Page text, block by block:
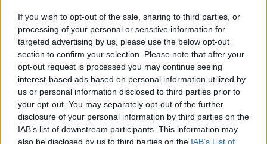
If you wish to opt-out of the sale, sharing to third parties, or
processing of your personal or sensitive information for
targeted advertising by us, please use the below opt-out
section to confirm your selection. Please note that after your
opt-out request is processed you may continue seeing
interest-based ads based on personal information utilized by
us or personal information disclosed to third parties prior to
your opt-out. You may separately opt-out of the further
disclosure of your personal information by third parties on the
IAB’s list of downstream participants. This information may
also be disclosed by us to third parties on the IAB’s List of
Frankfurt: i10 electric, iX-metro,
iX35 y el Santa Fe 2010
9 marzo, 2020
Seat en el Salón de Frankfurt 2009:
fotos en vivo del IBZ Concept, León
Cupra R y Bocanegra
9 marzo, 2020